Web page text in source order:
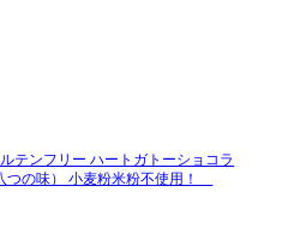
ンフリー ハートガトーショコラ
の味） 小麦粉米粉不使用！